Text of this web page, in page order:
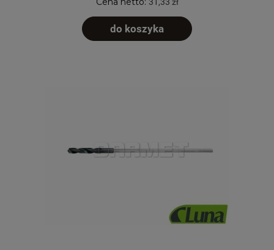
do koszyka